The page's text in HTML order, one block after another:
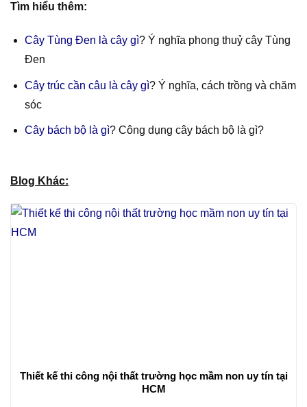
Tìm hiểu thêm:
Cây Tùng Đen là cây gì? Ý nghĩa phong thuỷ cây Tùng
Đen
Cây trúc cần câu là cây gì? Ý nghĩa, cách trồng và chăm
sóc
Cây bách bộ là gì? Công dụng cây bách bộ là gì?
Blog Khác:
Thiết kế thi công nội thất trường học mầm non uy tín tại
HCM